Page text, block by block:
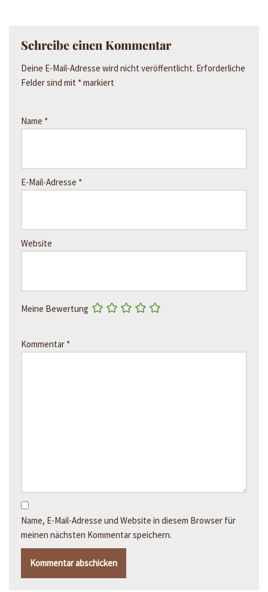
Schreibe einen Kommentar
Deine E-Mail-Adresse wird nicht veröffentlicht. Erforderliche
Felder sind mit *markiert
Name *
E-Mail-Adresse *
Website
Meine Bewertung
Kommentar *
Name, E-Mail-Adresse und Website in diesem Browser für
meinen nächsten Kommentar speichern.